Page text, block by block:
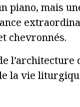
piano, mais
chevronnés.
la vie